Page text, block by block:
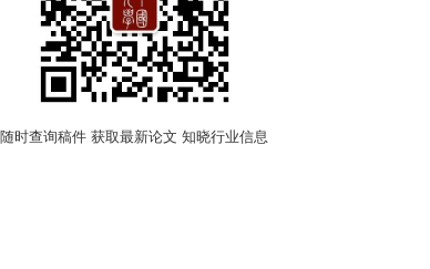
随时查询稿件 获取最新论文 知晓行业信息